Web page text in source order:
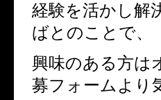
経験を活かし解
ばとのことで、
興味のある方は
募フォームより